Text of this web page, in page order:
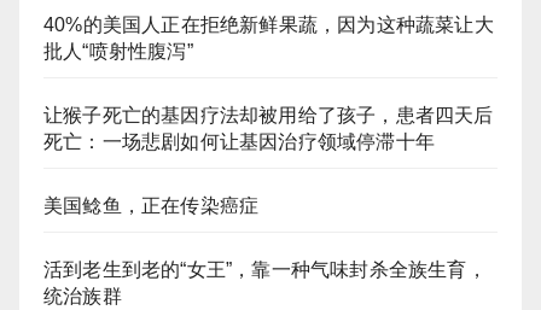
40%的美国人正在拒绝新鲜果蔬，因为这种蔬菜让大
批人“喷射性腹泻”
让猴子死亡的基因疗法却被用给了孩子，患者四天后
死亡：一场悲剧如何让基因治疗领域停滞十年
美国鲶鱼，正在传染癌症
活到老生到老的“女王”，靠一种气味封杀全族生育，
统治族群